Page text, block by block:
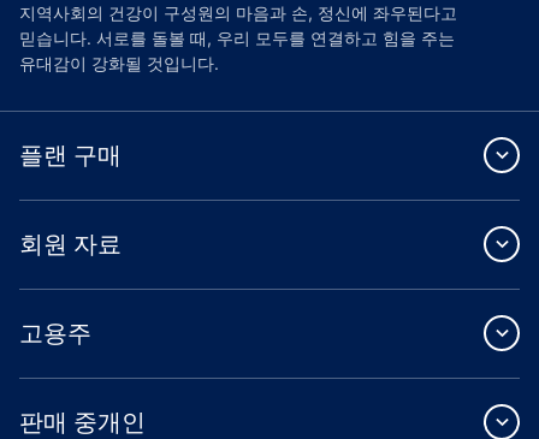
지역사회의 건강이 구성원의 마음과 손, 정신에 좌우된다고
믿습니다. 서로를 돌볼 때, 우리 모두를 연결하고 힘을 주는
유대감이 강화될 것입니다.
플랜 구매
회원 자료
고용주
판매 중개인